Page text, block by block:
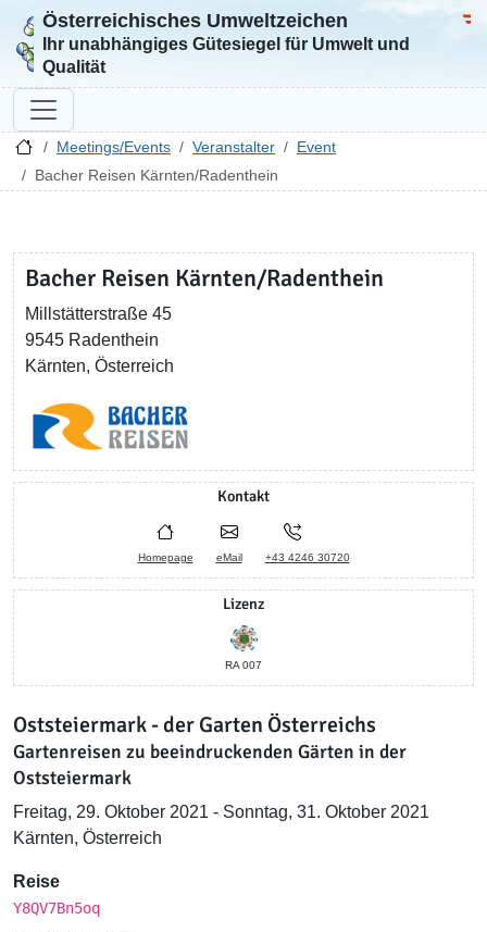
Zur Startseite
Österreichisches Umweltzeichen
Ihr unabhängiges Gütesiegel für Umwelt und
Qualität
Meetings/Events Veranstalter
Event
Bacher Reisen Kärnten/Radenthein
Bacher Reisen Kärnten/Radenthein
Millstätterstraße 45
9545 Radenthein
Kärnten, Österreich
Kontakt
Homepage eMail +43 4246 30720
Lizenz
RA 007
Oststeiermark - der Garten Österreichs
Gartenreisen zu beeindruckenden Gärten in der
Oststeiermark
Freitag, 29. Oktober 2021 - Sonntag, 31. Oktober 2021
Kärnten, Österreich
Reise
Y8QV7Bn5oq